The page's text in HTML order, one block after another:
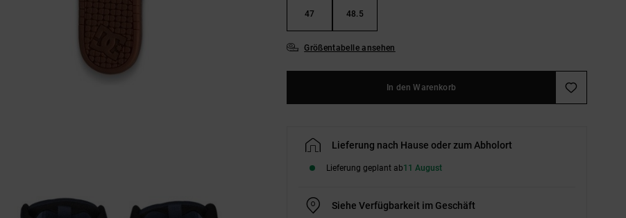
47 48.5
Größentabelle ansehen
In den Warenkorb
Lieferung nach Hause oder zum Abholort
Lieferung geplant ab11 August
Siehe Verfügbarkeit im Geschäft